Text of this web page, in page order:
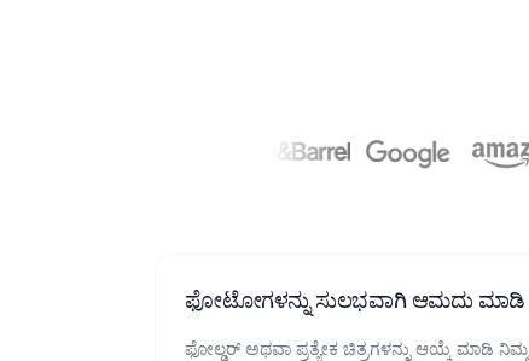
ಫೋಟೋಗಳನ್ನು ಸುಲಭವಾಗಿ ಆಮದು ಮಾಡಿ
ಫೋಲ್ಡರ್ ಅಥವಾ ಪ್ರತ್ಯೇಕ ಚಿತ್ರಗಳನ್ನು ಆಯ್ಕೆ ಮಾಡಿ ನಿಮ್ಮ